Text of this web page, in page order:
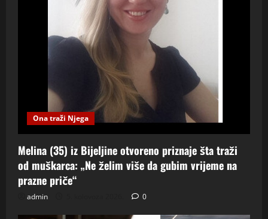
Ona traži Njega
Melina (35) iz Bijeljine otvoreno priznaje šta traži
od muškarca: „Ne želim više da gubim vrijeme na
prazne priče“
admin 0